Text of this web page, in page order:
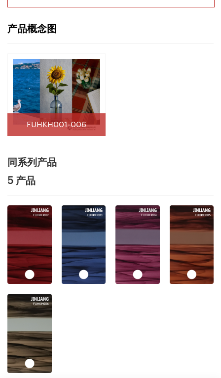
产品概念图
FUHKH001-006
同系列产品
5 产品